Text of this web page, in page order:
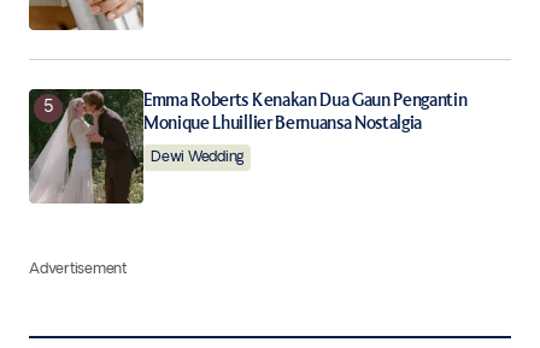
Emma Roberts Kenakan Dua Gaun Pengantin
Monique Lhuillier Bernuansa Nostalgia
Dewi Wedding
Advertisement